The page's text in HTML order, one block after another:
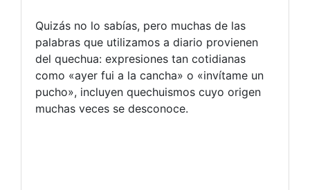
Quizás no lo sabías, pero muchas de las
palabras que utilizamos a diario provienen
del quechua: expresiones tan cotidianas
como «ayer fui a la cancha» o «invítame un
pucho», incluyen quechuismos cuyo origen
muchas veces se desconoce.